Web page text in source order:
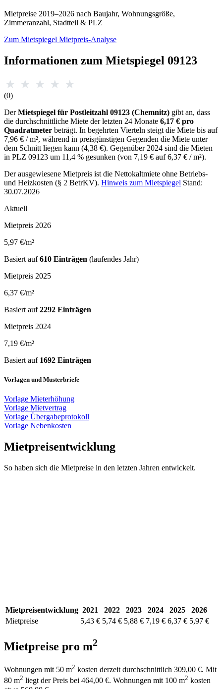
Mietpreise 2019–2026 nach Baujahr, Wohnungsgröße,
Zimmeranzahl, Stadtteil & PLZ
Zum Mietspiegel Mietpreis-Analyse
Informationen zum Mietspiegel 09123
★ ★ ★ ★ ★
(0)
DerMietspiegel für Postleitzahl 09123 (Chemnitz) gibt an, dass
die durchschnittliche Miete der letzten 24 Monate 6,17 € pro
Quadratmeter beträgt. In begehrten Vierteln steigt die Miete bis auf
7,96 € / m², während in preisgünstigen Gegenden die Miete unter
dem Schnitt liegen kann (4,38 €). Gegenüber 2024 sind die Mieten
in PLZ 09123 um 11,4 % gesunken (von 7,19 € auf 6,37 € / m²).
Der ausgewiesene Mietpreis ist die Nettokaltmiete ohne Betriebs-
und Heizkosten (§ 2 BetrKV). Hinweis zum Mietspiegel Stand:
30.07.2026
Aktuell
Mietpreis 2026
5,97 €/m²
Basiert auf610 Einträgen (laufendes Jahr)
Mietpreis 2025
6,37 €/m²
Basiert auf2292 Einträgen
Mietpreis 2024
7,19 €/m²
Basiert auf 1692 Einträgen
Vorlagen und Musterbriefe
Vorlage Mieterhöhung
Vorlage Mietvertrag
Vorlage Übergabeprotokoll
Vorlage Nebenkosten
Mietpreisentwicklung
So haben sich die Mietpreise in den letzten Jahren entwickelt.
Mietpreisentwicklung 2021 2022 2023 2024 2025
2026
Mietpreise
5,43 € 5,74 € 5,88 € 7,19 € 6,37 € 5,97 €
Mietpreise pro m2
Wohnungen mit 50 m2 kosten derzeit durchschnittlich 309,00 €. Mit
80 m2 liegt der Preis bei 464,00 €. Wohnungen mit 100 m2 kosten